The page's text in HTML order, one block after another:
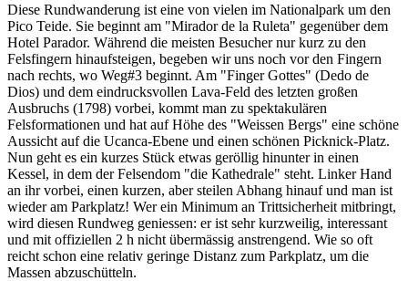
Diese Rundwanderung ist eine von vielen im Nationalpark um den
Pico Teide. Sie beginnt am "Mirador de la Ruleta" gegenüber dem
Hotel Parador. Während die meisten Besucher nur kurz zu den
Felsfingern hinaufsteigen, begeben wir uns noch vor den Fingern
nach rechts, wo Weg#3 beginnt. Am "Finger Gottes" (Dedo de
Dios) und dem eindrucksvollen Lava-Feld des letzten großen
Ausbruchs (1798) vorbei, kommt man zu spektakulären
Felsformationen und hat auf Höhe des "Weissen Bergs" eine schöne
Aussicht auf die Ucanca-Ebene und einen schönen Picknick-Platz.
Nun geht es ein kurzes Stück etwas geröllig hinunter in einen
Kessel, in dem der Felsendom "die Kathedrale" steht. Linker Hand
an ihr vorbei, einen kurzen, aber steilen Abhang hinauf und man ist
wieder am Parkplatz! Wer ein Minimum an Trittsicherheit mitbringt,
wird diesen Rundweg geniessen: er ist sehr kurzweilig, interessant
und mit offiziellen 2 h nicht übermässig anstrengend. Wie so oft
reicht schon eine relativ geringe Distanz zum Parkplatz, um die
Massen abzuschütteln.